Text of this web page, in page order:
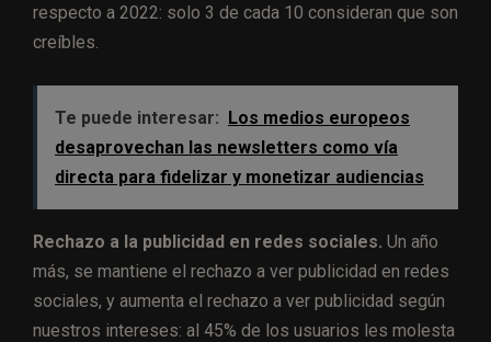
respecto a 2022: solo 3 de cada 10 consideran que son
creíbles.
Te puede interesar: Los medios europeos
desaprovechan las newsletters como vía
directa para fidelizar y monetizar audiencias
Rechazo a la publicidad en redes sociales. Un año
más, se mantiene el rechazo a ver publicidad en redes
sociales, y aumenta el rechazo a ver publicidad según
nuestros intereses: al 45% de los usuarios les molesta